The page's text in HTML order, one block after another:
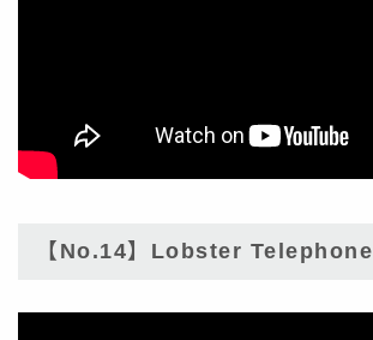
【No.14】Lobster Telephone